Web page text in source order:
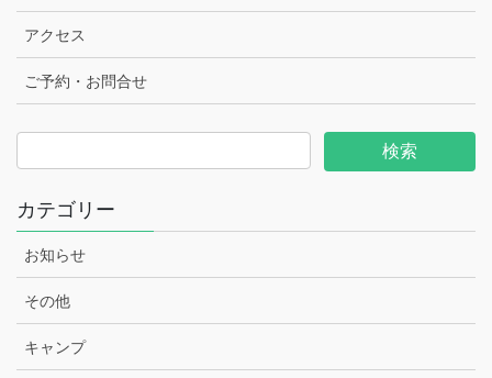
アクセス
ご予約・お問合せ
カテゴリー
お知らせ
その他
キャンプ